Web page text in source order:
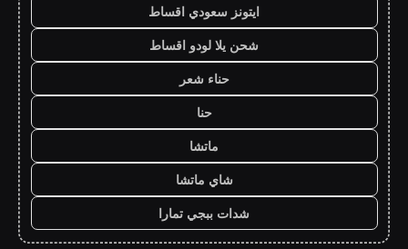
ايتونز سعودي اقساط
شحن يلا لودو اقساط
حناء شعر
حنا
ماتشا
شاي ماتشا
شدات ببجي تمارا